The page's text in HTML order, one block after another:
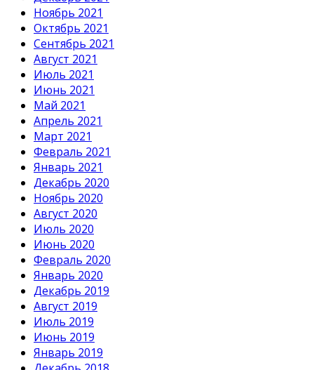
Ноябрь 2021
Октябрь 2021
Сентябрь 2021
Август 2021
Июль 2021
Июнь 2021
Май 2021
Апрель 2021
Март 2021
Февраль 2021
Январь 2021
Декабрь 2020
Ноябрь 2020
Август 2020
Июль 2020
Июнь 2020
Февраль 2020
Январь 2020
Декабрь 2019
Август 2019
Июль 2019
Июнь 2019
Январь 2019